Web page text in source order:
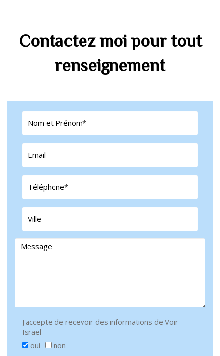
Contactez moi pour tout
renseignement
J'accepte de recevoir des informations de Voir
Israel
oui
non